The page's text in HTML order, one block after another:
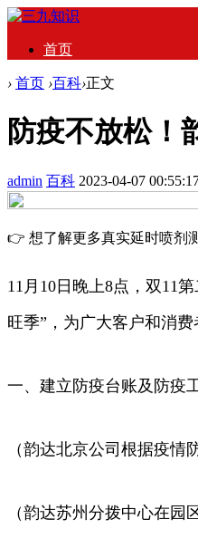
首页
› 首页 ›百科›正文
防疫不放松！
admin 百科 2023-04-07
👉 想了解更多真实延时喷剂
11月10日晚上8点，双11
旺季”，为广大客户和消
一、建立防疫台账及防疫
（韵达北京公司根据疫情
（韵达苏州分拨中心在园